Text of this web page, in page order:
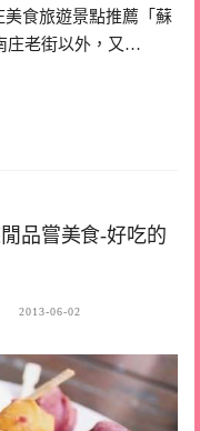
食旅遊景點推薦「蘇
庄老街以外，又…
品嘗美食-好吃的
2013-06-02